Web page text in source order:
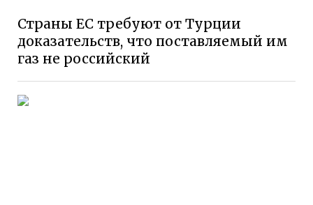
Страны ЕС требуют от Турции
доказательств, что поставляемый им
газ не российский